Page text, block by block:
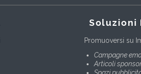
Soluzioni
Promuoversi su
Campagne
Articoli